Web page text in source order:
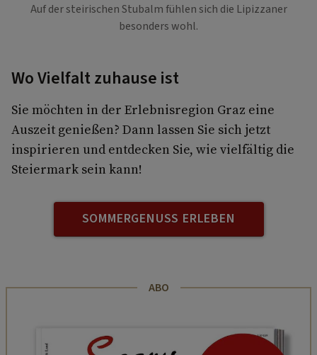
Auf der steirischen Stubalm fühlen sich die Lipizzaner
besonders wohl.
Wo Vielfalt zuhause ist
Sie möchten in der Erlebnisregion Graz eine
Auszeit genießen? Dann lassen Sie sich jetzt
inspirieren und entdecken Sie, wie vielfältig die
Steiermark sein kann!
SOMMERGENUSS ERLEBEN
ABO